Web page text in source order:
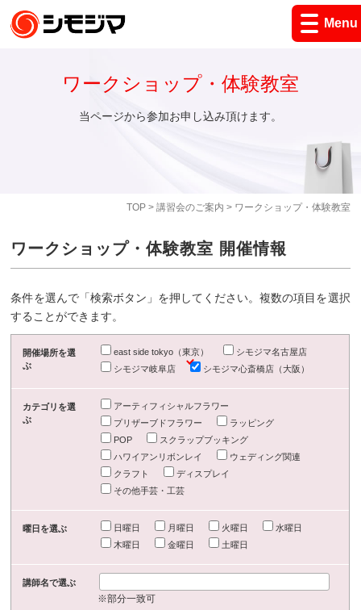
Menu
TOP> 講習会のご案内 > ワークショップ・体験教室
ワークショップ・体験教室
当ページから参加お申し込み頂けます。
ワークショップ・体験教室 開催情報
条件を選んで「検索ボタン」を押してください。複数の項目を選択
することができます。
開催場所を選
ぶ
east side tokyo（東京）
シモジマ名古屋店
シモジマ岐阜店
シモジマ心斎橋店（大阪）
カテゴリを選
ぶ
アーティフィシャルフラワー
プリザーブドフラワー
ラッピング
POP
スクラップブッキング
ハワイアンリボンレイ
ウェディング関連
クラフト
ディスプレイ
その他手芸・工芸
曜日を選ぶ 日曜日 月曜日 火曜日
水曜日
木曜日
金曜日 土曜日
講師名で選ぶ
※部分一致可